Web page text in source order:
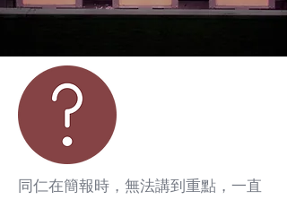
同仁在簡報時，無法講到重點，一直